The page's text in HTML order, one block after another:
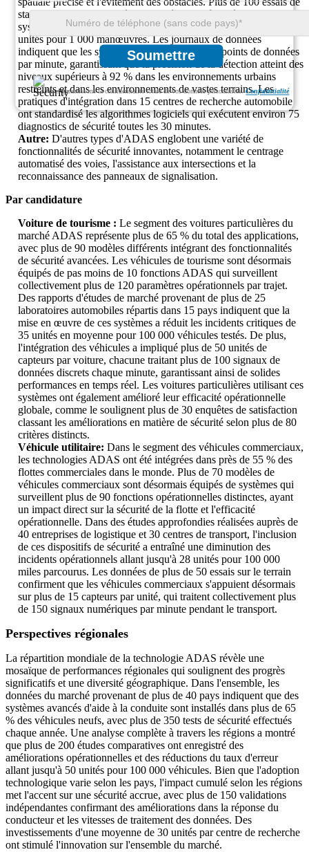
Soumettre
Nous garantissons la confidentialité totale de vos données personnelles.Confidentialité
stationnement ont montré que les véhicules équipés de ces
systèmes peuvent réduire les incidents de stationnement de 55
unités pour 1 000 manœuvres. Les journaux de données
indiquent que les systèmes traitent plus de 500 points de données
par minute, garantissant que la précision de la détection atteint des
niveaux supérieurs à 92 % dans les environnements urbains
restreints et dans les environnements de vastes terrains. Les
pratiques d'intégration dans 15 centres de recherche automobile
ont standardisé les algorithmes logiciels qui exécutent environ 75
diagnostics de sécurité toutes les 30 minutes.
Autre: D'autres types d'ADAS englobent une variété de
fonctionnalités de sécurité innovantes, notamment le centrage
automatisé des voies, l'assistance aux intersections et la
reconnaissance des panneaux de signalisation.
Par candidature
Voiture de tourisme : Le segment des voitures particulières du
marché ADAS représente plus de 65 % du total des applications,
avec plus de 90 modèles différents intégrant des fonctionnalités
de sécurité avancées. Les véhicules de tourisme sont désormais
équipés de pas moins de 10 fonctions ADAS qui surveillent
collectivement plus de 120 paramètres opérationnels par trajet.
Des rapports d'études de marché provenant de plus de 25
laboratoires automobiles répartis dans 15 pays indiquent que la
mise en œuvre de ces systèmes a réduit les incidents critiques de
35 unités en moyenne pour 100 000 véhicules testés. De plus,
l'intégration des véhicules a impliqué plus de 50 unités de
capteurs par voiture, chacune traitant plus de 100 signaux de
données discrets chaque minute, garantissant ainsi de solides
performances en temps réel. Les voitures particulières utilisant ces
systèmes ont également amélioré leur efficacité opérationnelle
globale, comme le soulignent plus de 30 enquêtes de satisfaction
classant les améliorations en matière de sécurité selon plus de 80
critères distincts.
Véhicule utilitaire: Dans le segment des véhicules commerciaux,
les technologies ADAS ont été intégrées dans près de 55 % des
flottes commerciales dans le monde. Plus de 70 modèles de
véhicules commerciaux sont désormais équipés de systèmes qui
surveillent plus de 90 fonctions opérationnelles distinctes, ayant
un impact direct sur la sécurité de la flotte et l'efficacité
opérationnelle. Dans des études approfondies réalisées auprès de
40 entreprises de logistique et 30 centres de transport, l'inclusion
de ces dispositifs de sécurité a entraîné une diminution des
incidents opérationnels allant jusqu'à 28 unités pour 100 000
miles parcourus. Les données de plus de 50 essais sur le terrain
confirment que les véhicules commerciaux s'appuient désormais
sur plus de 15 capteurs par unité, qui traitent collectivement plus
de 150 signaux numériques par minute pendant le transport.
Perspectives régionales
La répartition mondiale de la technologie ADAS révèle une
mosaïque de performances régionales qui soulignent des progrès
significatifs et une diversité géographique. Dans l'ensemble, les
données du marché provenant de plus de 40 pays indiquent que des
systèmes avancés d'aide à la conduite sont installés dans plus de 65
% des véhicules neufs, avec plus de 350 tests de sécurité effectués
chaque année. Une analyse complète à travers les régions a montré
que plus de 200 études comparatives ont enregistré des
améliorations opérationnelles et des réductions du taux d'erreur
allant jusqu'à 50 unités pour 100 000 véhicules. Bien que l'adoption
technologique varie selon les pays, l'impact cumulé selon les régions
met l'accent sur une sécurité accrue, avec plus de 150 validations
indépendantes confirmant des améliorations dans la réponse du
conducteur et les vitesses de traitement des données. Des
investissements d'une moyenne de 30 unités par centre de recherche
ont stimulé l'innovation sur l'ensemble du marché.